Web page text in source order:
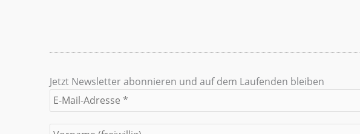
Jetzt Newsletter abonnieren und auf dem Laufenden bleiben